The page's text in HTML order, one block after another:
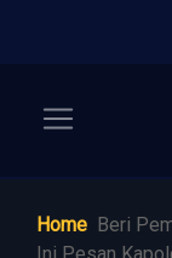
Home Beri